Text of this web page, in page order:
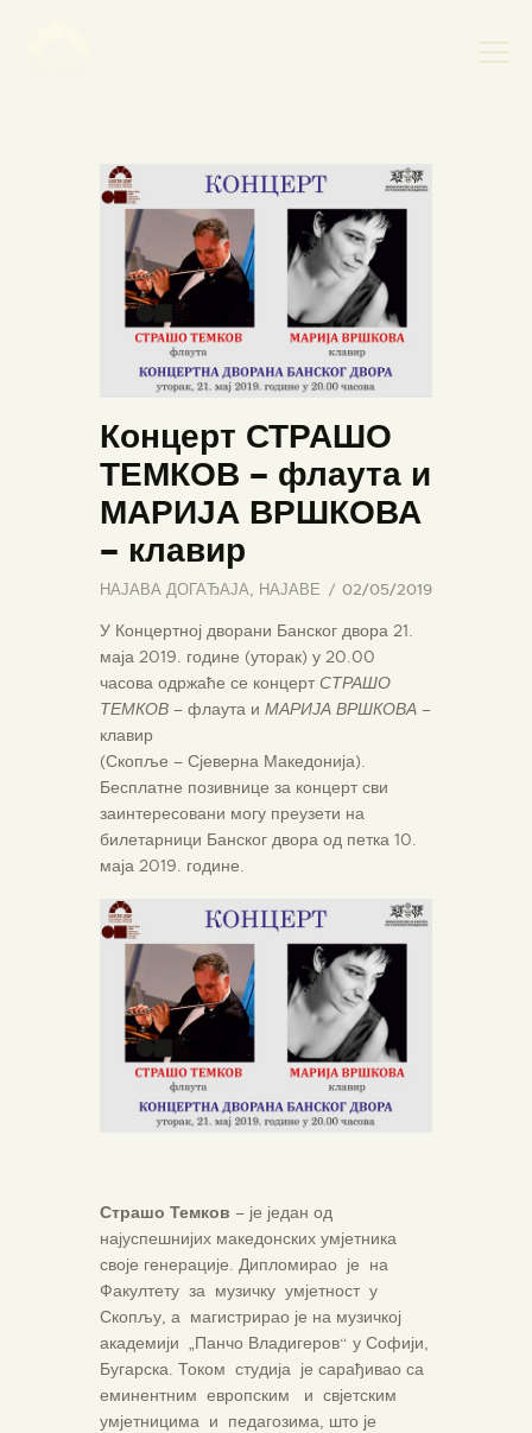
НАСЛОВНА
НОВОСТИ
НАЈАВА ДОГАЂАЈА
БАНСКИ ДВОР
ФОТОГРАФИЈЕ
ВИДЕО
Концерт СТРАШО
ТЕМКОВ – флаута и
МАРИЈА ВРШКОВА
– клавир
НАЈАВА ДОГАЂАЈА, НАЈАВЕ 02/05/2019
У Концертној дворани Банског двора 21.
маја 2019. године (уторак) у 20.00
часова одржаће се концерт СТРАШО
ТЕМКОВ – флаута и МАРИЈА ВРШКОВА –
клавир
(Скопље – Сјеверна Македонија).
Бесплатне позивнице за концерт сви
заинтересовани могу преузети на
билетарници Банског двора од петка 10.
маја 2019. године.
Страшо Темков – је један од
најуспешнијих македонских умјетника
своје генерације. Дипломирао је на
Факултету за музичку умјетност у
Скопљу, а магистрирао је на музичкој
академији „Панчо Владигеров“ у Софији,
Бугарска. Током студија је сарађивао са
еминентним европским и свјетским
умјетницима и педагозима, што је